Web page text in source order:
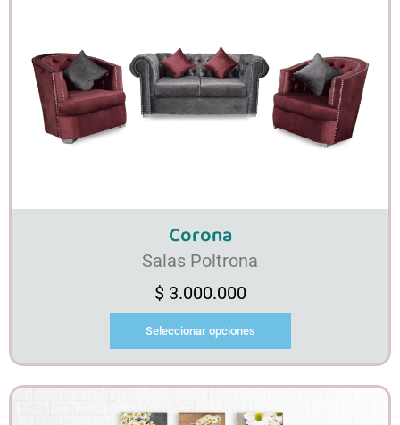
Corona
Salas Poltrona
$3.000.000
Seleccionar opciones